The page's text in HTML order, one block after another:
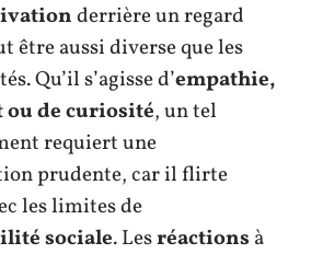
derrière un regard
être aussi diverse que les
Qu’il s’agisse d’empathie,
ou de curiosité, un tel
requiert une
prudente, car il flirte
les limites de
sociale. Lesréactions à